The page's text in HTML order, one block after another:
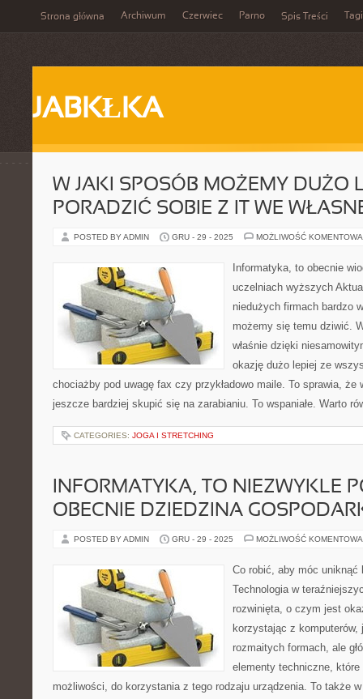
Strona główna Archiwum Czerwiec Parno Spis Treści Tagi
JABKŁKA
W JAKI SPOSÓB MOŻEMY DUŻO
PORADZIĆ SOBIE Z IT WE
POSTED BY ADMIN GRU - 29 - 2025 MOŻLIWOŚĆ
Informatyka, to obecnie
uczelniach wyższych
niedużych firmach bardzo
możemy się temu dziwić.
właśnie dzięki
okazję dużo lepiej ze
chociażby pod uwagę fax czy przykładowo maile. To sprawia,
jeszcze bardziej skupić się na zarabianiu. To wspaniałe. Warto
CATEGORIES: JOGA I STRETCHING
INFORMATYKA, TO NIEZWYKLE
OBECNIE DZIEDZINA
POSTED BY ADMIN GRU - 29 - 2025 MOŻLIWOŚĆ
Co robić, aby móc uniknąć
Technologia w
rozwinięta, o czym jest
korzystając z
rozmaitych formach, ale
elementy techniczne,
możliwości, do korzystania z tego rodzaju urządzenia. To także